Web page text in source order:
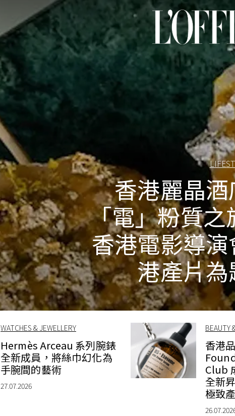
香港麗晶
「電」粉質之
香港電影導
港產片
WATCHES & JEWELLERY
Hermès Arceau 系列腕錶
全新成員，將絲巾幻化為
手腕間的藝術
27.07.2026
BEAUTY
香港
Club
全新
極致